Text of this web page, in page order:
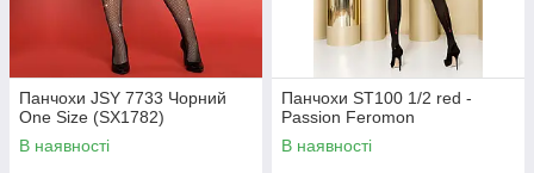
Панчохи JSY 7733 Чорний
One Size (SX1782)
В наявності
Панчохи ST100 1/2 red -
Passion Feromon
В наявності